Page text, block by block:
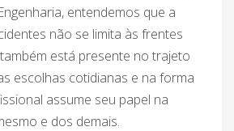
entendemos que a
não se limita às frentes
está presente no trajeto
escolhas cotidianas e na forma
assume seu papel na
e dos demais.